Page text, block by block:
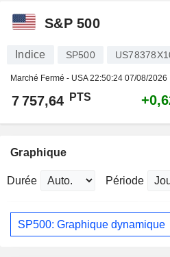
S&P 500
Indice SP500
Marché Fermé - USA22:50:24 07/08/2026
7 757,64 PTS
Graphique
Durée Période
SP500: Graphique dynamique